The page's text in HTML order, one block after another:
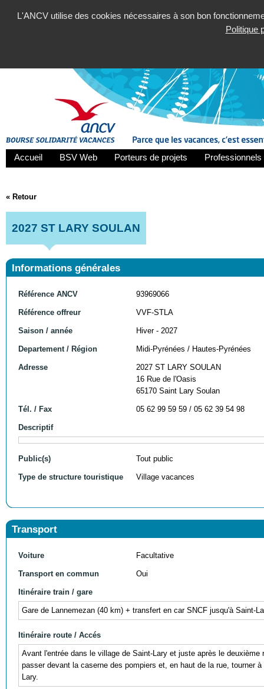
L'ANCV utilise des cookies nécessaires à son bon
Politique
Accueil BSV Web Porteurs de projets
« Retour
2027 ST LARY SOULAN
Informations générales
Référence ANCV 93969066
Référence offreur VVF-STLA
Saison / année Hiver - 2027
Departement / Région Midi-Pyrénées / Hautes-Pyrénées
Adresse
2027 ST LARY SOULAN
16 Rue de l'Oasis
65170 Saint Lary Soulan
Tél. / Fax 05 62 99 59 59 / 05 62 39 54 98
Descriptif
Public(s) Tout public
Type de structure touristique Village vacances
Transport
Voiture Facultative
Transport en commun Oui
Itinéraire train / gare
Gare de Lannemezan (40 km) + transfert en car SNCF jusqu'à Saint-
Itinéraire route / Accés
Avant l'entrée dans le village de Saint-Lary et juste après le
passer devant la caserne des pompiers et, en haut de la rue, tourner
Lary.